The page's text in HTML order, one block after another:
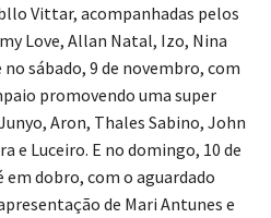
Vittar, acompanhadas pelos
Love, Allan Natal, Izo, Nina
sábado, 9 de novembro, com
promovendo uma super
Aron, Thales Sabino, John
e Luceiro. E no domingo, 10 de
dobro, com o aguardado
de Mari Antunes e